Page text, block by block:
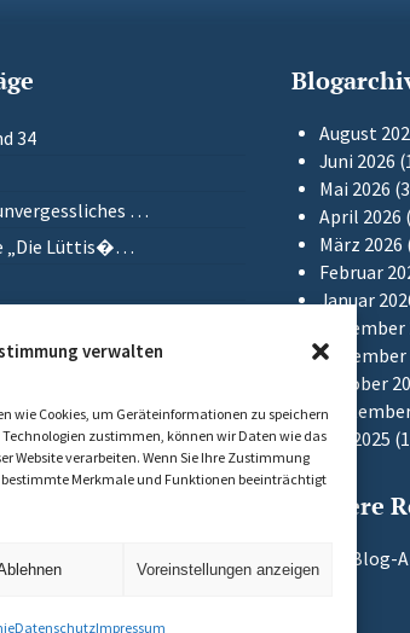
verwalten
wie Cookies, um Geräteinformationen zu speichern
zustimmen, können wir Daten wie das
Website verarbeiten. Wenn Sie Ihre Zustimmung
Merkmale und Funktionen beeinträchtigt
Voreinstellungen anzeigen
DatenschutzImpressum
34
…
„Die Lüttis�…
August
Juni 2026
Mai 2026
April 2026
März 2026
Februar
Januar
November
Oktober
Mai 2025
Frühere
Zum Blog-